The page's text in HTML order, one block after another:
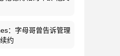
：字母哥曾告诉管理
约